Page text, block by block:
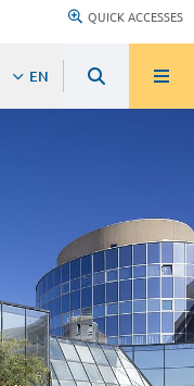
QUICK ACCESSES
EN